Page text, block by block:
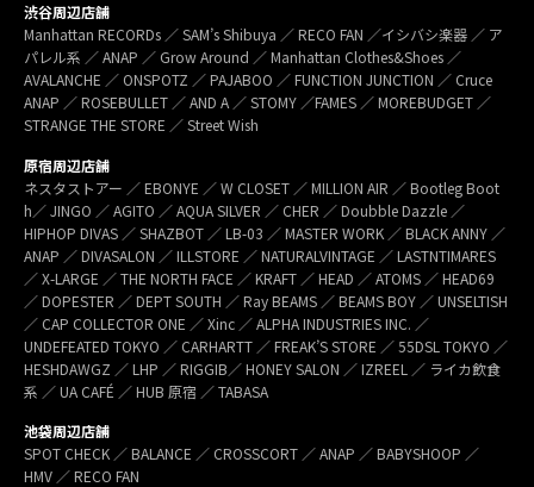
渋谷周辺店舗
Manhattan RECORDs ／ SAM’s Shibuya ／ RECO FAN ／イシバシ楽器 ／ ア
パレル系 ／ ANAP ／ Grow Around ／ Manhattan Clothes&Shoes ／
AVALANCHE ／ ONSPOTZ ／ PAJABOO ／ FUNCTION JUNCTION ／ Cruce
ANAP ／ ROSEBULLET ／ AND A ／ STOMY ／FAMES ／ MOREBUDGET ／
STRANGE THE STORE ／ Street Wish
原宿周辺店舗
ネスタストアー ／ EBONYE ／ W CLOSET ／ MILLION AIR ／ Bootleg Boot
h／ JINGO ／ AGITO ／ AQUA SILVER ／ CHER ／ Doubble Dazzle ／
HIPHOP DIVAS ／ SHAZBOT ／ LB-03 ／ MASTER WORK ／ BLACK ANNY ／
ANAP ／ DIVASALON ／ ILLSTORE ／ NATURALVINTAGE ／ LASTNTIMARES
／ X-LARGE ／ THE NORTH FACE ／ KRAFT ／ HEAD ／ ATOMS ／ HEAD69
／ DOPESTER ／ DEPT SOUTH ／ Ray BEAMS ／ BEAMS BOY ／ UNSELTISH
／ CAP COLLECTOR ONE ／ Xinc ／ ALPHA INDUSTRIES INC. ／
UNDEFEATED TOKYO ／ CARHARTT ／ FREAK’S STORE ／ 55DSL TOKYO ／
HESHDAWGZ ／ LHP ／ RIGGIB／ HONEY SALON ／ IZREEL ／ ライカ飲食
系 ／ UA CAFÉ ／ HUB 原宿 ／ TABASA
池袋周辺店舗
SPOT CHECK ／ BALANCE ／ CROSSCORT ／ ANAP ／ BABYSHOOP ／
HMV ／ RECO FAN